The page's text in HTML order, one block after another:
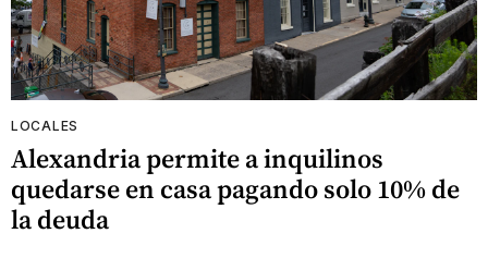
LOCALES
Alexandria permite a inquilinos
quedarse en casa pagando solo 10% de
la deuda